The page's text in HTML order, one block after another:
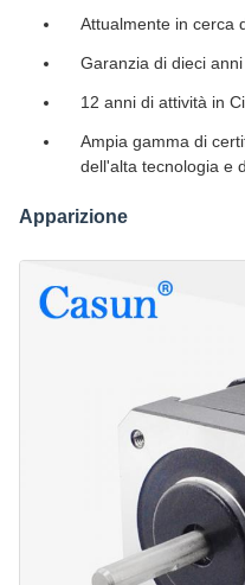
Attualmente in cerca
Garanzia di dieci
12 anni di attività in
Ampia gamma di
dell'alta tecnologia e
Apparizione